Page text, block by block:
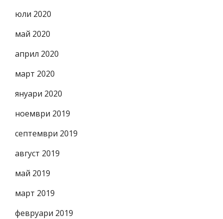
юли 2020
май 2020
април 2020
март 2020
януари 2020
ноември 2019
септември 2019
август 2019
май 2019
март 2019
февруари 2019